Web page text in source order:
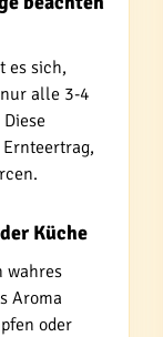
es sich,
alle 3-4
Küche
wahres
Aroma
oder